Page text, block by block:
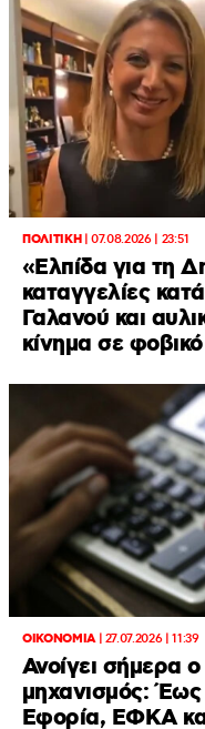
ΠΟΛΙΤΙΚΗ|07.08.2026 | 23:51
«Ελπίδα για τη
καταγγελίες
Γαλανού και
κίνημα σε
ΟΙΚΟΝΟΜΙΑ| 27.07.2026 | 11:39
Ανοίγει σήμερα
μηχανισμός:
Εφορία, ΕΦΚΑ